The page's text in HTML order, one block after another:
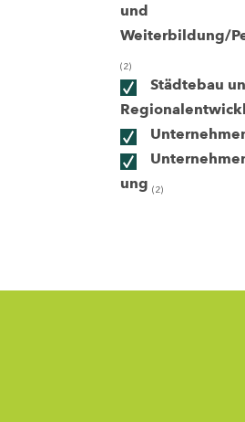
und
Weiterbildung/
(2)
Städtebau
ung (2)